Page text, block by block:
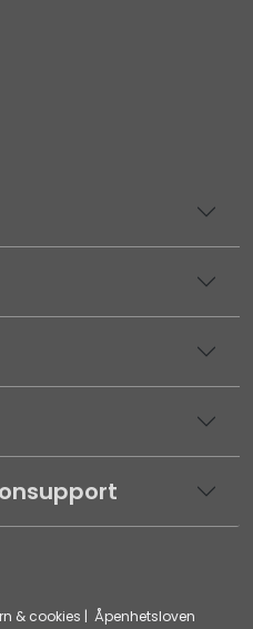
& cookies | Åpenhetsloven